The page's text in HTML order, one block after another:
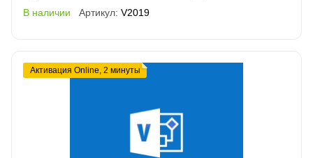
В наличии Артикул: V2019
Активация Online, 2 минуты